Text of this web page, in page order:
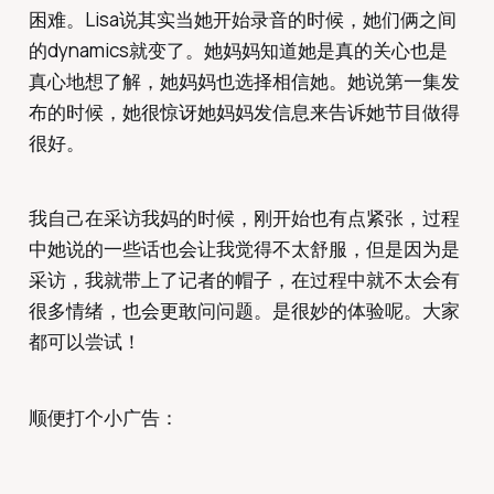
困难。Lisa说其实当她开始录音的时候，她们俩之间
的dynamics就变了。她妈妈知道她是真的关心也是
真心地想了解，她妈妈也选择相信她。她说第一集发
布的时候，她很惊讶她妈妈发信息来告诉她节目做得
很好。
我自己在采访我妈的时候，刚开始也有点紧张，过程
中她说的一些话也会让我觉得不太舒服，但是因为是
采访，我就带上了记者的帽子，在过程中就不太会有
很多情绪，也会更敢问问题。是很妙的体验呢。大家
都可以尝试！
顺便打个小广告：